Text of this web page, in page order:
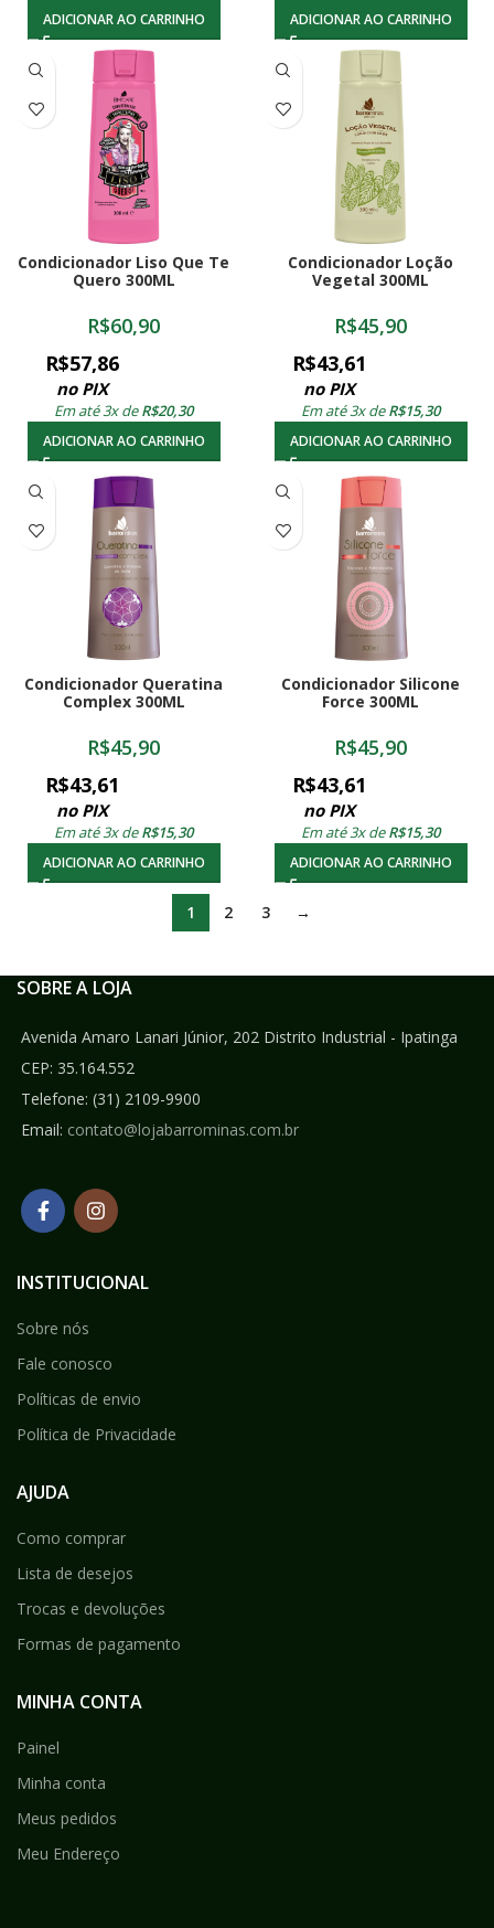
ADICIONAR AO CARRINHO ADICIONAR AO CARRINHO
Condicionador Liso Que Te
Quero 300ML
R$60,90
R$57,86
no PIX
Em até 3x deR$20,30
ADICIONAR AO CARRINHO
Condicionador Loção
Vegetal 300ML
R$45,90
R$43,61
no PIX
Em até 3x deR$15,30
ADICIONAR AO CARRINHO
Condicionador Queratina
Complex 300ML
R$45,90
R$43,61
no PIX
Em até 3x deR$15,30
ADICIONAR AO CARRINHO
Condicionador Silicone
Force 300ML
R$45,90
R$43,61
no PIX
Em até 3x deR$15,30
ADICIONAR AO CARRINHO
1 2 3 →
SOBRE A LOJA
Avenida Amaro Lanari Júnior, 202 Distrito Industrial - Ipatinga
CEP: 35.164.552
Telefone: (31) 2109-9900
Email: contato@lojabarrominas.com.br
INSTITUCIONAL
Sobre nós
Fale conosco
Políticas de envio
Política de Privacidade
AJUDA
Como comprar
Lista de desejos
Trocas e devoluções
Formas de pagamento
MINHA CONTA
Painel
Minha conta
Meus pedidos
Meu Endereço